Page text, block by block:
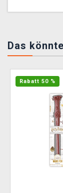
Das
Rabatt 50 %